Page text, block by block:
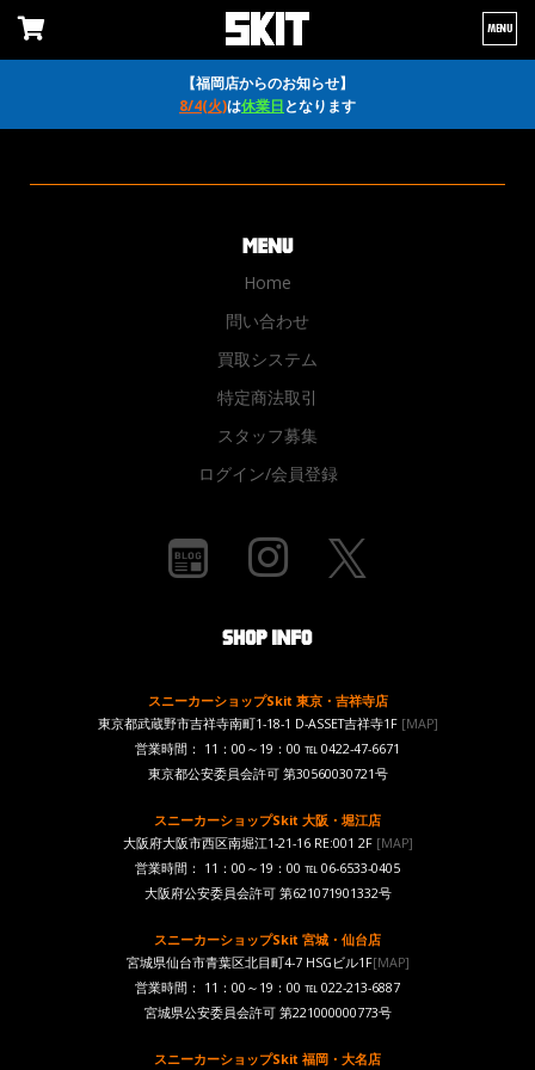
【福岡店からのお知らせ】
8/4(火)は休業日となります
MENU
Home
問い合わせ
買取システム
特定商法取引
スタッフ募集
ログイン/会員登録
スニーカーショップSkit 東京・吉祥寺店
東京都武蔵野市吉祥寺南町1-18-1 D-ASSET吉祥寺1F [MAP]
営業時間： 11：00～19：00 ℡ 0422-47-6671
東京都公安委員会許可 第30560030721号
スニーカーショップSkit 大阪・堀江店
大阪府大阪市西区南堀江1-21-16 RE:001 2F[MAP]
営業時間： 11：00～19：00 ℡ 06-6533-0405
大阪府公安委員会許可 第621071901332号
スニーカーショップSkit 宮城・仙台店
宮城県仙台市青葉区北目町4-7 HSGビル1F[MAP]
営業時間： 11：00～19：00 ℡ 022-213-6887
宮城県公安委員会許可 第221000000773号
スニーカーショップSkit 福岡・大名店